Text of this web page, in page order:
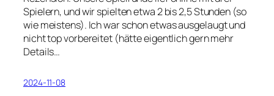
Spielern, und wir spielten etwa 2 bis 2,5 Stunden (so
wie meistens). Ich war schon etwas ausgelaugt und
nicht top vorbereitet (hätte eigentlich gern mehr
Details…
2024-11-08